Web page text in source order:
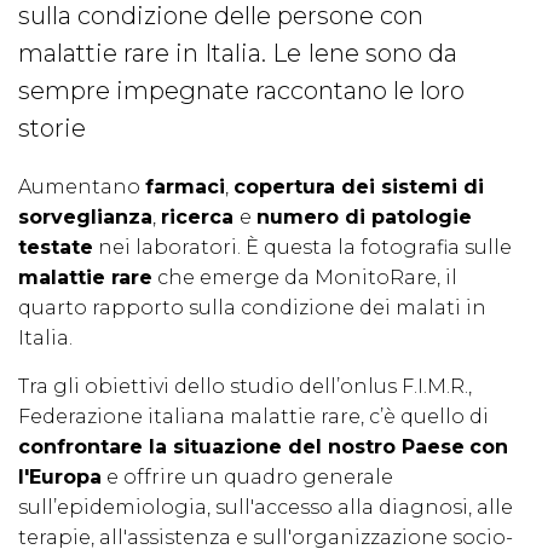
sulla condizione delle persone con
malattie rare in Italia. Le Iene sono da
sempre impegnate raccontano le loro
storie
Aumentano farmaci, copertura dei sistemi di
sorveglianza, ricerca e numero di patologie
testate nei laboratori. È questa la fotografia sulle
malattie rare che emerge da MonitoRare, il
quarto rapporto sulla condizione dei malati in
Italia.
Tra gli obiettivi dello studio dell’onlus F.I.M.R.,
Federazione italiana malattie rare, c’è quello di
confrontare la situazione del nostro Paese con
l'Europa e offrire un quadro generale
sull’epidemiologia, sull'accesso alla diagnosi, alle
terapie, all'assistenza e sull'organizzazione socio-